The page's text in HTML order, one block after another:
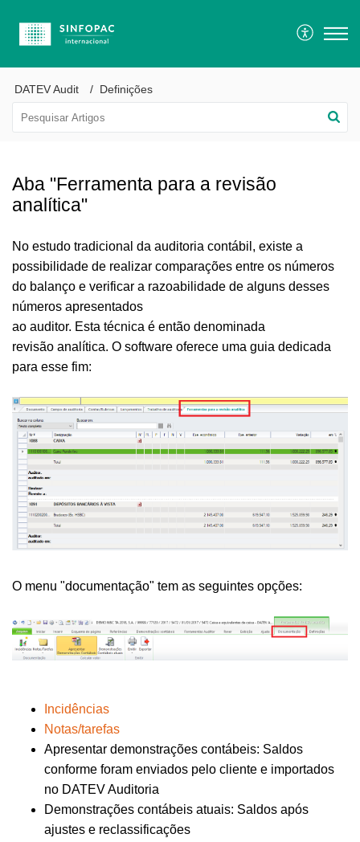
DATEV Audit Definições
Aba "Ferramenta para a revisão
analítica"
No estudo tradicional da auditoria contábil, existe a
possibilidade de realizar comparações entre os números
do balanço e verificar a razoabilidade de alguns desses
números apresentados
ao auditor. Esta técnica é então denominada
revisão analítica. O software oferece uma guia dedicada
para esse fim:
O menu "documentação" tem as seguintes opções:
Incidências
Notas/tarefas
Apresentar demonstrações contábeis: Saldos
conforme foram enviados pelo cliente e importados
no DATEV Auditoria
Demonstrações contábeis atuais: Saldos após
ajustes e reclassificações